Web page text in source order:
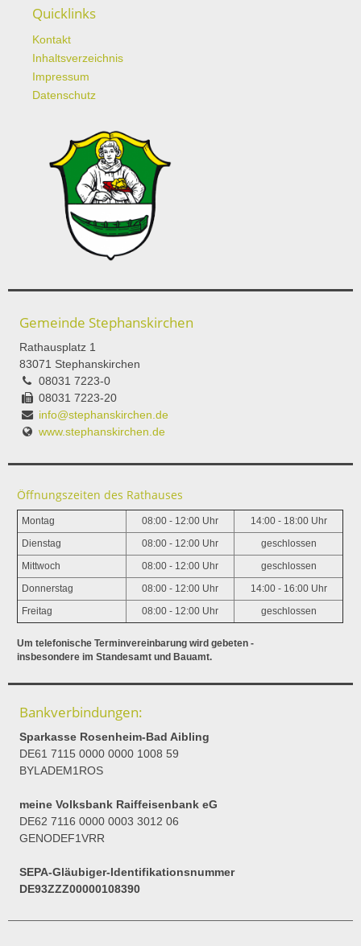
Quicklinks
Kontakt
Inhaltsverzeichnis
Impressum
Datenschutz
Gemeinde Stephanskirchen
Rathausplatz 1
83071 Stephanskirchen
08031 7223-0
08031 7223-20
info@stephanskirchen.de
www.stephanskirchen.de
Öffnungszeiten des Rathauses
Montag 08:00 - 12:00 Uhr 14:00 - 18:00 Uhr
Dienstag 08:00 - 12:00 Uhr geschlossen
Mittwoch 08:00 - 12:00 Uhr geschlossen
Donnerstag 08:00 - 12:00 Uhr 14:00 - 16:00 Uhr
Freitag 08:00 - 12:00 Uhr geschlossen
Um telefonische Terminvereinbarung wird gebeten -
insbesondere im Standesamt und Bauamt.
Bankverbindungen:
Sparkasse Rosenheim-Bad Aibling
DE61 7115 0000 0000 1008 59
BYLADEM1ROS
meine Volksbank Raiffeisenbank eG
DE62 7116 0000 0003 3012 06
GENODEF1VRR
SEPA-Gläubiger-Identifikationsnummer
DE93ZZZ00000108390